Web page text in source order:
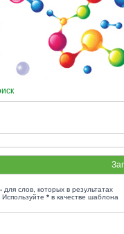
- для слов, которых в результатах
* в качестве шаблона